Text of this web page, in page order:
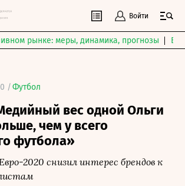
Войти
рынке: меры, динамика, прогнозы
/Футбол
вес одной Ольги
чем у всего
футбола»
2020 снизил интерес брендов к